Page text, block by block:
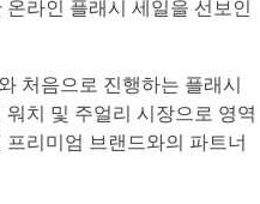
라인 플래시 세일을 선보인
처음으로 진행하는 플래시
치 및 주얼리 시장으로 영역
리미엄 브랜드와의 파트너